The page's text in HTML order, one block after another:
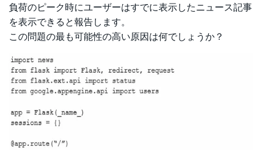
負荷のピーク時にユーザーはすでに表示したニュース記事
を表示できると報告します。
この問題の最も可能性の高い原因は何でしょうか？